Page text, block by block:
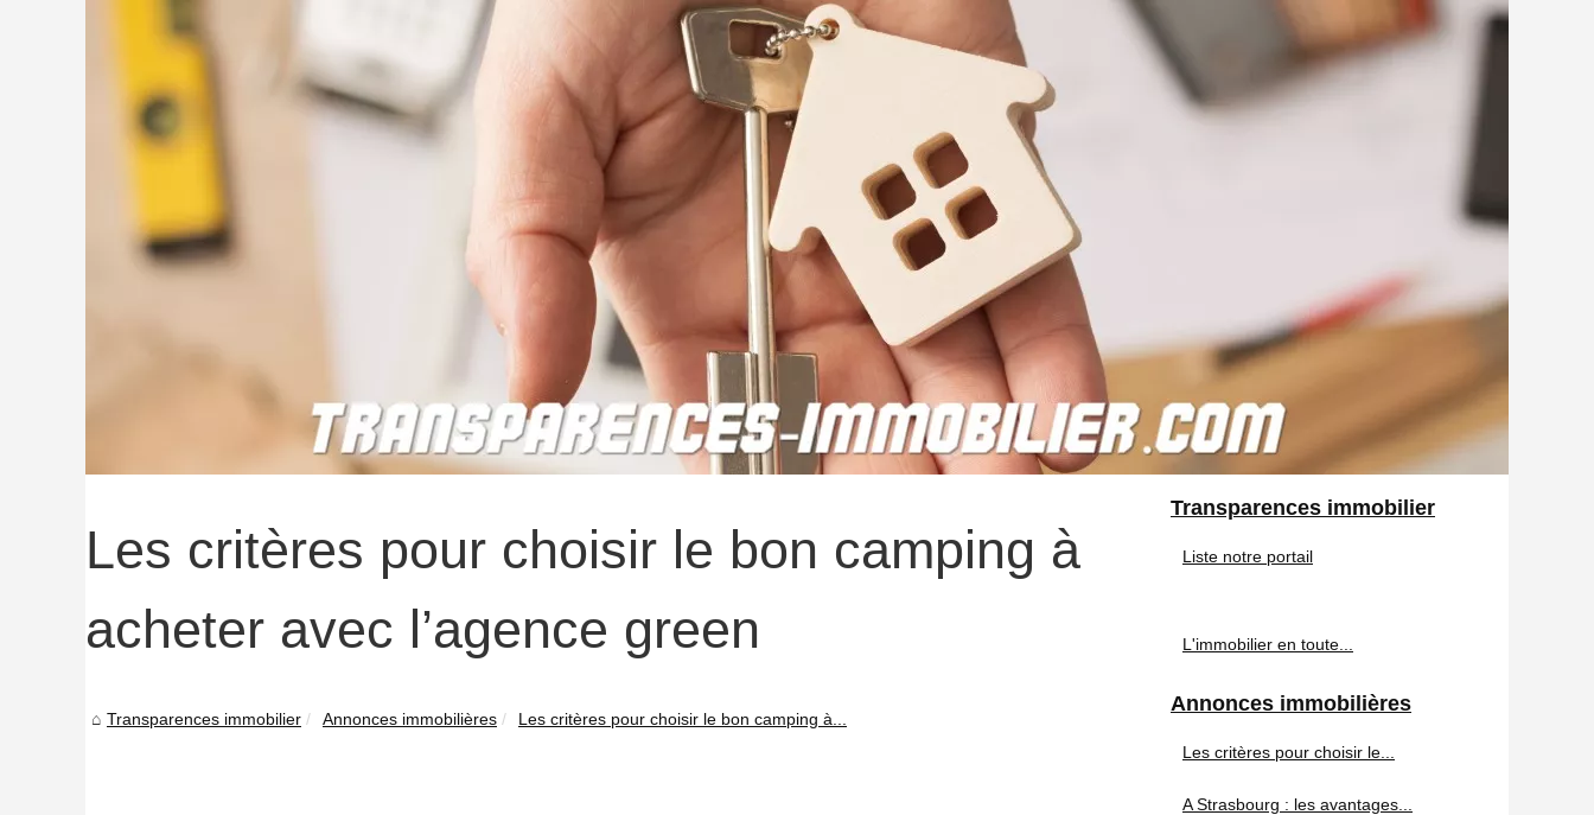
Les critères pour choisir le bon camping à
acheter avec l’agence green
Transparences immobilier Annonces immobilières Les critères pour choisir le bon camping à...
Transparences immobilier
Liste notre portail
L'immobilier en toute...
Annonces immobilières
Les critères pour choisir le...
A Strasbourg : les avantages...